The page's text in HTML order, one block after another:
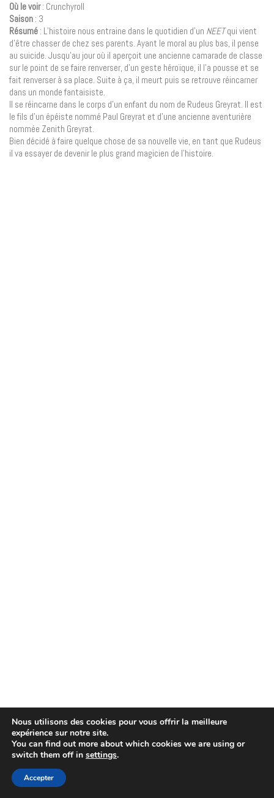
Où le voir: Crunchyroll
Saison : 3
Résumé : L’histoire nous entraine dans le quotidien d’un NEETqui vient
d’être chasser de chez ses parents. Ayant le moral au plus bas, il pense
au suicide. Jusqu’au jour où il aperçoit une ancienne camarade de classe
sur le point de se faire renverser, d’un geste héroïque, il l’a pousse et se
fait renverser à sa place. Suite à ça, il meurt puis se retrouve réincarner
dans un monde fantaisiste.
Il se réincarne dans le corps d’un enfant du nom de Rudeus Greyrat. Il est
le fils d’un épéiste nommé Paul Greyrat et d’une ancienne aventurière
nommée Zenith Greyrat.
Bien décidé à faire quelque chose de sa nouvelle vie, en tant que Rudeus
il va essayer de devenir le plus grand magicien de l’histoire.
Nous utilisons des cookies pour vous offrir la meilleure
expérience sur notre site.
You can find out more about which cookies we are using or
switch them off in settings.
Accepter